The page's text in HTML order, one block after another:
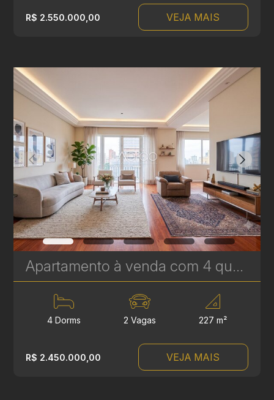
R$ 2.550.000,00 VEJA MAIS
Apartamento à venda com 4 quartos, sendo 2 suítes no Batel - 227 m² - Edifício Lucyr Pasini | Ref. 1792
4 Dorms 2 Vagas 227 m²
R$ 2.450.000,00 VEJA MAIS